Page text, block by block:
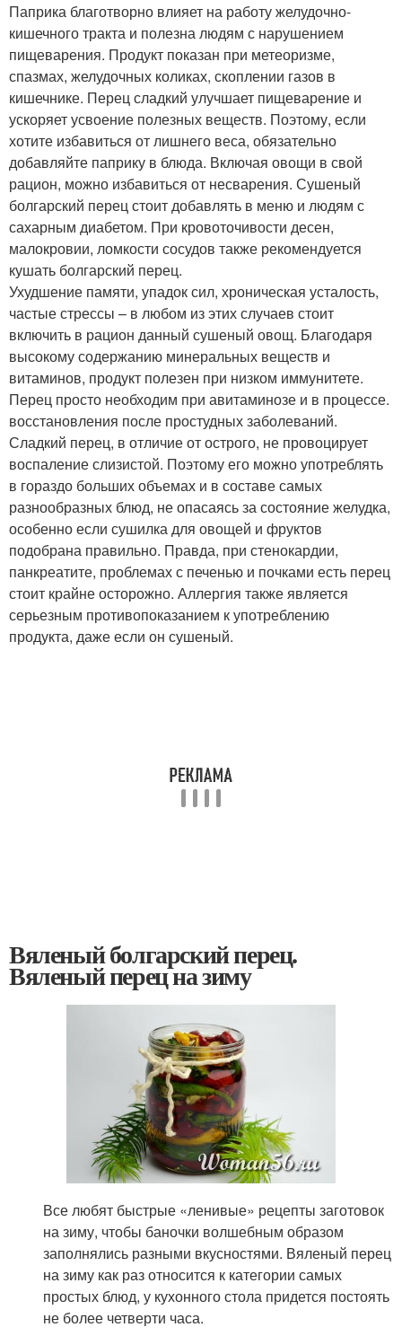
Паприка благотворно влияет на работу желудочно-
кишечного тракта и полезна людям с нарушением
пищеварения. Продукт показан при метеоризме,
спазмах, желудочных коликах, скоплении газов в
кишечнике. Перец сладкий улучшает пищеварение и
ускоряет усвоение полезных веществ. Поэтому, если
хотите избавиться от лишнего веса, обязательно
добавляйте паприку в блюда. Включая овощи в свой
рацион, можно избавиться от несварения. Сушеный
болгарский перец стоит добавлять в меню и людям с
сахарным диабетом. При кровоточивости десен,
малокровии, ломкости сосудов также рекомендуется
кушать болгарский перец.
Ухудшение памяти, упадок сил, хроническая усталость,
частые стрессы – в любом из этих случаев стоит
включить в рацион данный сушеный овощ. Благодаря
высокому содержанию минеральных веществ и
витаминов, продукт полезен при низком иммунитете.
Перец просто необходим при авитаминозе и в процессе.
восстановления после простудных заболеваний.
Сладкий перец, в отличие от острого, не провоцирует
воспаление слизистой. Поэтому его можно употреблять
в гораздо больших объемах и в составе самых
разнообразных блюд, не опасаясь за состояние желудка,
особенно если сушилка для овощей и фруктов
подобрана правильно. Правда, при стенокардии,
панкреатите, проблемах с печенью и почками есть перец
стоит крайне осторожно. Аллергия также является
серьезным противопоказанием к употреблению
продукта, даже если он сушеный.
Вяленый болгарский перец.
Вяленый перец на зиму
Все любят быстрые «ленивые» рецепты заготовок
на зиму, чтобы баночки волшебным образом
заполнялись разными вкусностями. Вяленый перец
на зиму как раз относится к категории самых
простых блюд, у кухонного стола придется постоять
не более четверти часа.